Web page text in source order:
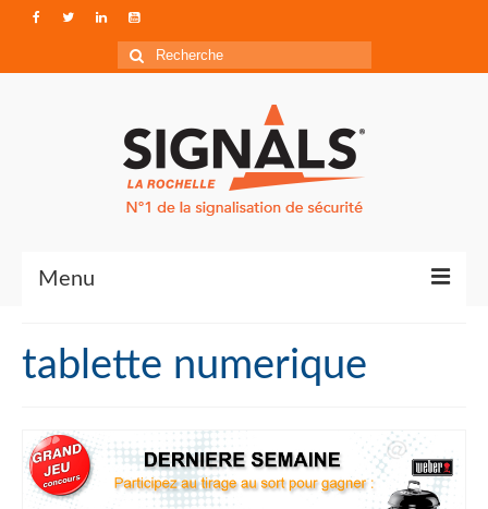
Rechercher
:
Menu
Qui sommes-nous ?
Accéder à Signals
tablette numerique